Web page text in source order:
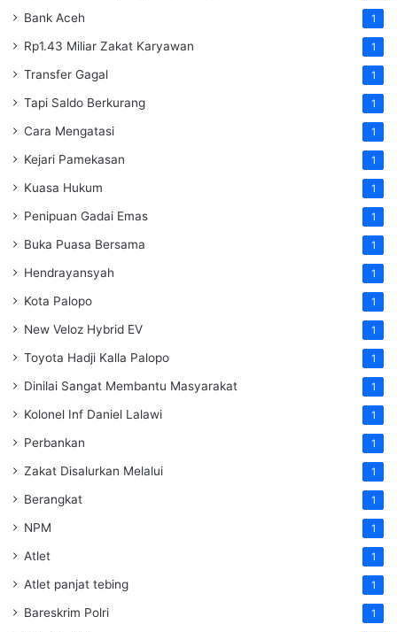
Bank Aceh 1
Rp1.43 Miliar Zakat Karyawan 1
Transfer Gagal 1
Tapi Saldo Berkurang 1
Cara Mengatasi 1
Kejari Pamekasan 1
Kuasa Hukum 1
Penipuan Gadai Emas 1
Buka Puasa Bersama 1
Hendrayansyah 1
Kota Palopo 1
New Veloz Hybrid EV 1
Toyota Hadji Kalla Palopo 1
Dinilai Sangat Membantu Masyarakat 1
Kolonel Inf Daniel Lalawi 1
Perbankan 1
Zakat Disalurkan Melalui 1
Berangkat 1
NPM 1
Atlet 1
Atlet panjat tebing 1
Bareskrim Polri 1